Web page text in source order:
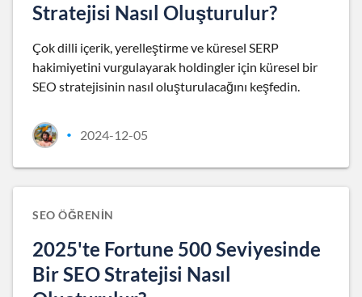
Stratejisi Nasıl Oluşturulur?
Çok dilli içerik, yerelleştirme ve küresel SERP
hakimiyetini vurgulayarak holdingler için küresel bir
SEO stratejisinin nasıl oluşturulacağını keşfedin.
• 2024-12-05
SEO ÖĞRENIN
2025'te Fortune 500 Seviyesinde
Bir SEO Stratejisi Nasıl